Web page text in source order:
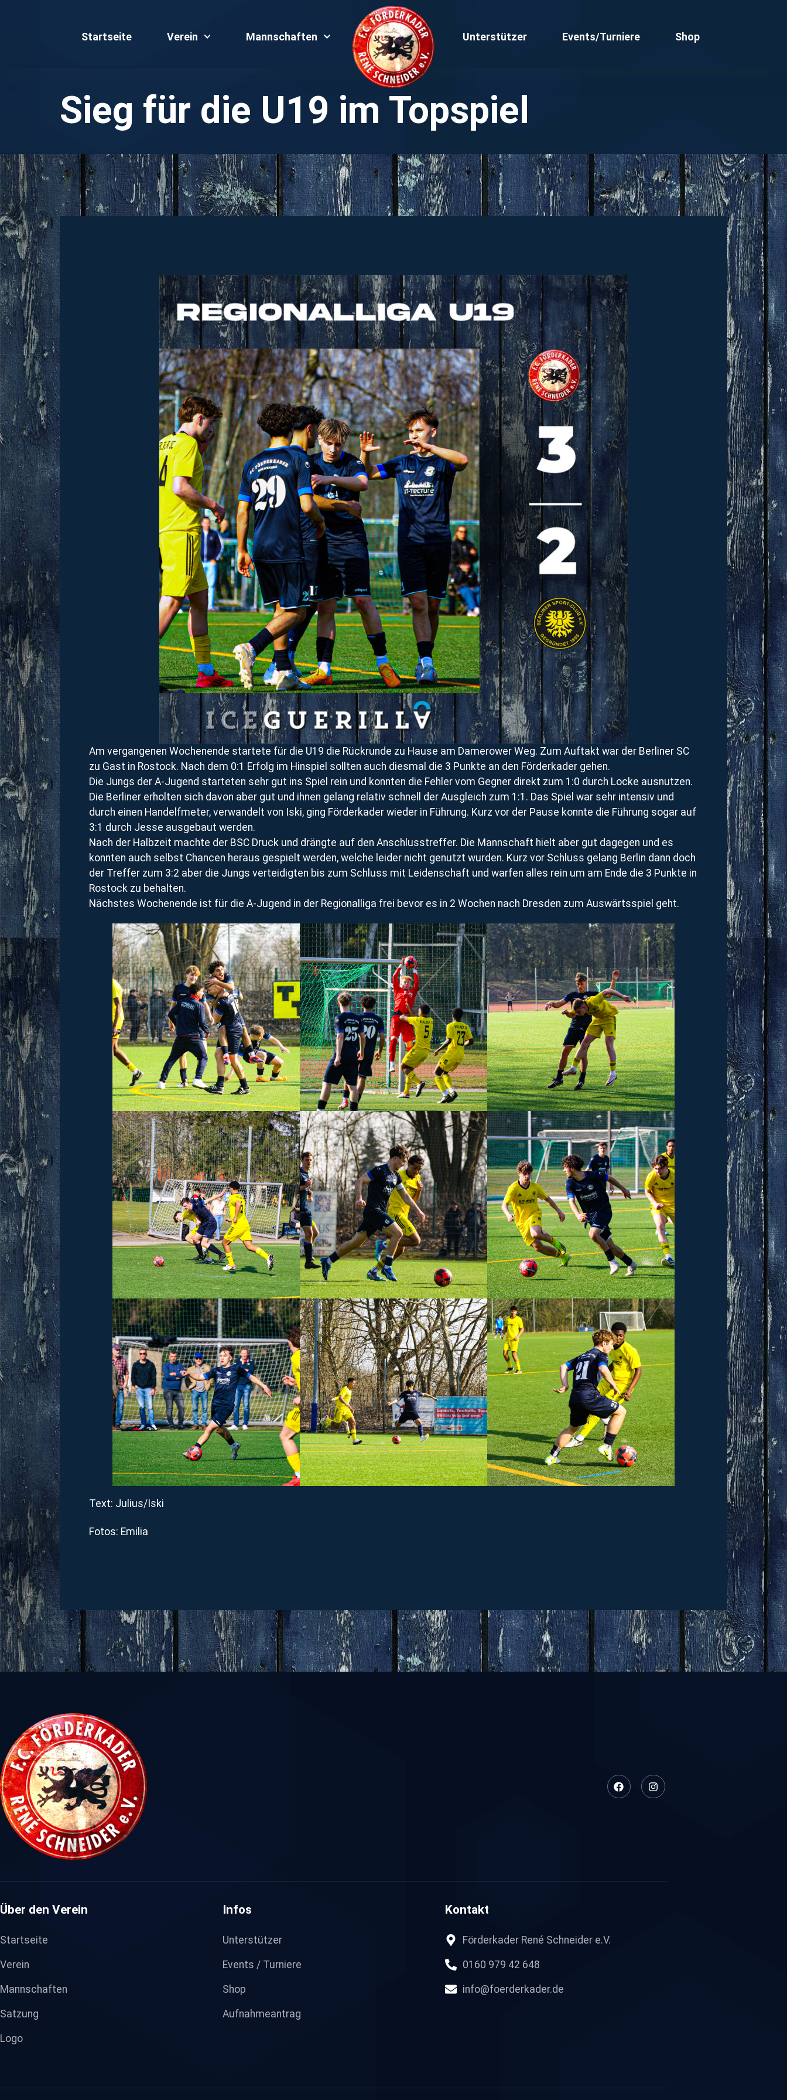
Startseite Verein Mannschaften Unterstützer Events/Turniere Shop
Sieg für die U19 im Topspiel
Am vergangenen Wochenende startete für die U19 die Rückrunde zu Hause am Damerower Weg. Zum Auftakt war der Berliner SC
zu Gast in Rostock. Nach dem 0:1 Erfolg im Hinspiel sollten auch diesmal die 3 Punkte an den Förderkader gehen.
Die Jungs der A-Jugend starteten sehr gut ins Spiel rein und konnten die Fehler vom Gegner direkt zum 1:0 durch Locke ausnutzen.
Die Berliner erholten sich davon aber gut und ihnen gelang relativ schnell der Ausgleich zum 1:1. Das Spiel war sehr intensiv und
durch einen Handelfmeter, verwandelt von Iski, ging Förderkader wieder in Führung. Kurz vor der Pause konnte die Führung sogar auf
3:1 durch Jesse ausgebaut werden.
Nach der Halbzeit machte der BSC Druck und drängte auf den Anschlusstreffer. Die Mannschaft hielt aber gut dagegen und es
konnten auch selbst Chancen heraus gespielt werden, welche leider nicht genutzt wurden. Kurz vor Schluss gelang Berlin dann doch
der Treffer zum 3:2 aber die Jungs verteidigten bis zum Schluss mit Leidenschaft und warfen alles rein um am Ende die 3 Punkte in
Rostock zu behalten.
Nächstes Wochenende ist für die A-Jugend in der Regionalliga frei bevor es in 2 Wochen nach Dresden zum Auswärtsspiel geht.
Text: Julius/Iski
Fotos: Emilia
Über den Verein
Startseite
Verein
Mannschaften
Satzung
Logo
Infos
Unterstützer
Events / Turniere
Shop
Aufnahmeantrag
Kontakt
Förderkader René Schneider e.V.
0160 979 42 648
info@foerderkader.de